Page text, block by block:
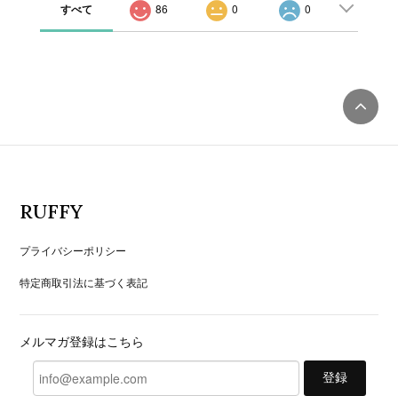
すべて 86 0 0
RUFFY
プライバシーポリシー
特定商取引法に基づく表記
メルマガ登録はこちら
登録